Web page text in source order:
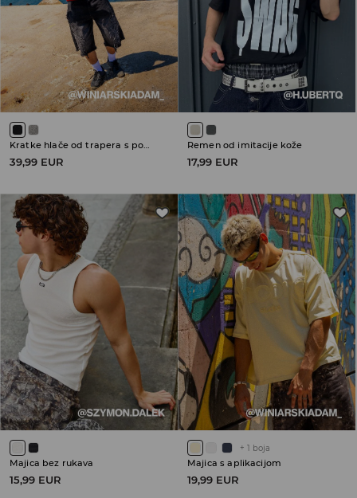
Kratke hlače od trapera s pohabanim porubima
39,99 EUR
Remen od imitacije kože
17,99 EUR
Majica bez rukava
15,99 EUR
+ 1 boja
Majica s aplikacijom
19,99 EUR